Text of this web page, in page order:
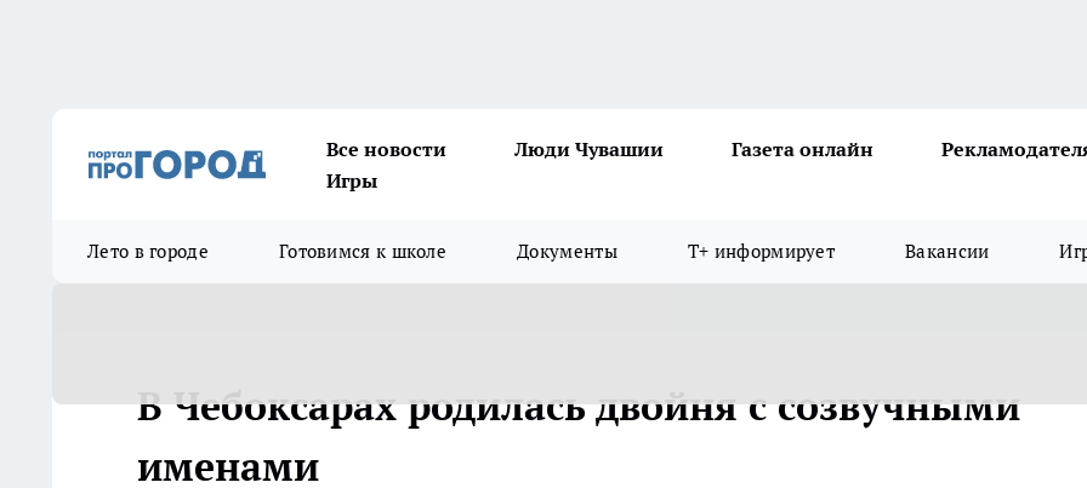
Все новости Люди Чувашии Газета онлайн
Игры
Лето в городе Готовимся к школе Документы Т+ информирует Вакансии
В Чебоксарах родилась двойня с созвучными
именами